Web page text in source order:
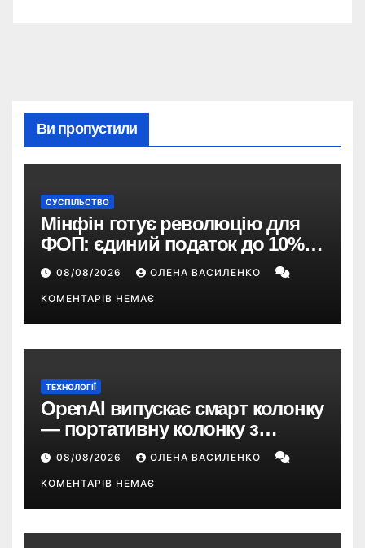
Ви пропустили
СУСПІЛЬСТВО
Мінфін готує революцію для
ФОП: єдиний податок до 10%,
ПДВ з 2028 року та перегляд 2-ї
групи
08/08/2026 ОЛЕНА ВАСИЛЕНКО
КОМЕНТАРІВ НЕМАЄ
ТЕХНОЛОГІЇ
OpenAI випускає смарт колонку
— портативну колонку з
ChatGPT, камерою та цінником
понад $300
08/08/2026 ОЛЕНА ВАСИЛЕНКО
КОМЕНТАРІВ НЕМАЄ